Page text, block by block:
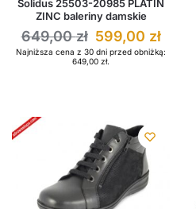
Solidus 25503-20985 PLATIN
ZINC baleriny damskie
649,00zł 599,00 zł
Najniższa cena z 30 dni przed obniżką:
649,00 zł.